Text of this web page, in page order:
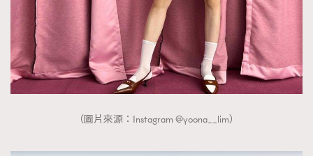
（圖片來源：Instagram @yoona__lim）